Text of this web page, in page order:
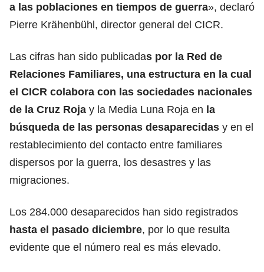
a las poblaciones en tiempos de guerra», declaró
Pierre Krähenbühl, director general del CICR.
Las cifras han sido publicadas por la Red de
Relaciones Familiares, una estructura en la cual
el CICR colabora con las sociedades nacionales
de la Cruz Roja y la Media Luna Roja en la
búsqueda de las personas desaparecidas y en el
restablecimiento del contacto entre familiares
dispersos por la guerra, los desastres y las
migraciones.
Los 284.000 desaparecidos han sido registrados
hasta el pasado diciembre, por lo que resulta
evidente que el número real es más elevado.